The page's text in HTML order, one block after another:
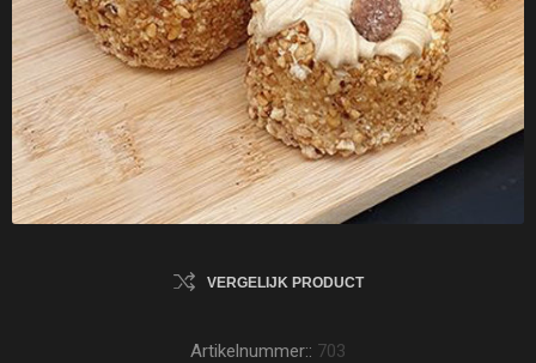
VERGELIJK PRODUCT
Artikelnummer:: 703